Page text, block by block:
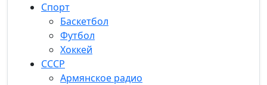
Спорт
Баскетбол
Футбол
Хоккей
СССР
Армянское радио